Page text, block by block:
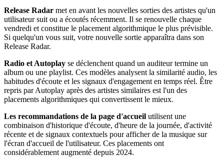
Release Radar met en avant les nouvelles sorties des artistes qu'un
utilisateur suit ou a écoutés récemment. Il se renouvelle chaque
vendredi et constitue le placement algorithmique le plus prévisible.
Si quelqu'un vous suit, votre nouvelle sortie apparaîtra dans son
Release Radar.
Radio et Autoplay se déclenchent quand un auditeur termine un
album ou une playlist. Ces modèles analysent la similarité audio, les
habitudes d'écoute et les signaux d'engagement en temps réel. Être
repris par Autoplay après des artistes similaires est l'un des
placements algorithmiques qui convertissent le mieux.
Les recommandations de la page d'accueil utilisent une
combinaison d'historique d'écoute, d'heure de la journée, d'activité
récente et de signaux contextuels pour afficher de la musique sur
l'écran d'accueil de l'utilisateur. Ces placements ont
considérablement augmenté depuis 2024.